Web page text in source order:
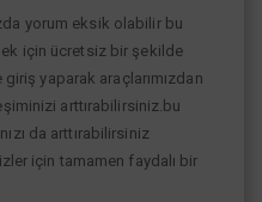
yorum eksik olabilir bu
için ücretsiz bir şekilde
yaparak araçlarımızdan
arttırabilirsiniz.bu
da arttırabilirsiniz
için tamamen faydalı bir